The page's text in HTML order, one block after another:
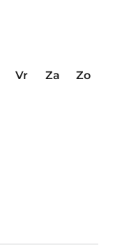
Vr Za
Zo